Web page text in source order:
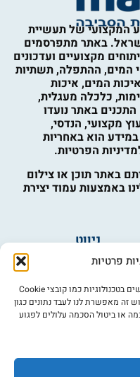
פרטיות
כדי לספק את החוויה הטובה ביותר, אנו משתמשים בטכנולוגיות כמו קובצי Cookie
מאפשרת לנו לעבד נתונים כגון
או ביטול הסכמה עלולים לפגוע
המקצועי של תעשיית
באתר מתפרסמים
מקצועיים ועדכונים
המים, ההתפלה, תשתיות
המים, איכות
כלכלה מעגלית,
התכנים באתר נועדו
מקצועי, הנדסי,
הוא באחריות
הפרטיות.
באתר תוכן או צילום
באמצעות עמוד יצירת
ניווט
אינדקס עסקים
צרו קשר
מי אנחנו